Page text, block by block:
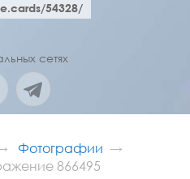
54328/
сетях
Фотографии
866495